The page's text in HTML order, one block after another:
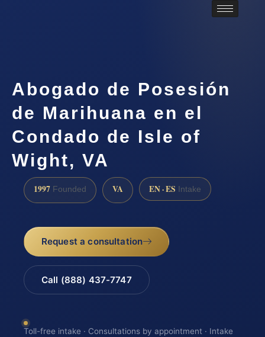
Abogado de Posesión
de Marihuana en el
Condado de Isle of
Wight, VA
1997 Founded VA EN · ES Intake
Request a consultation
Call (888) 437-7747
Toll-free intake · Consultations by appointment · Intake